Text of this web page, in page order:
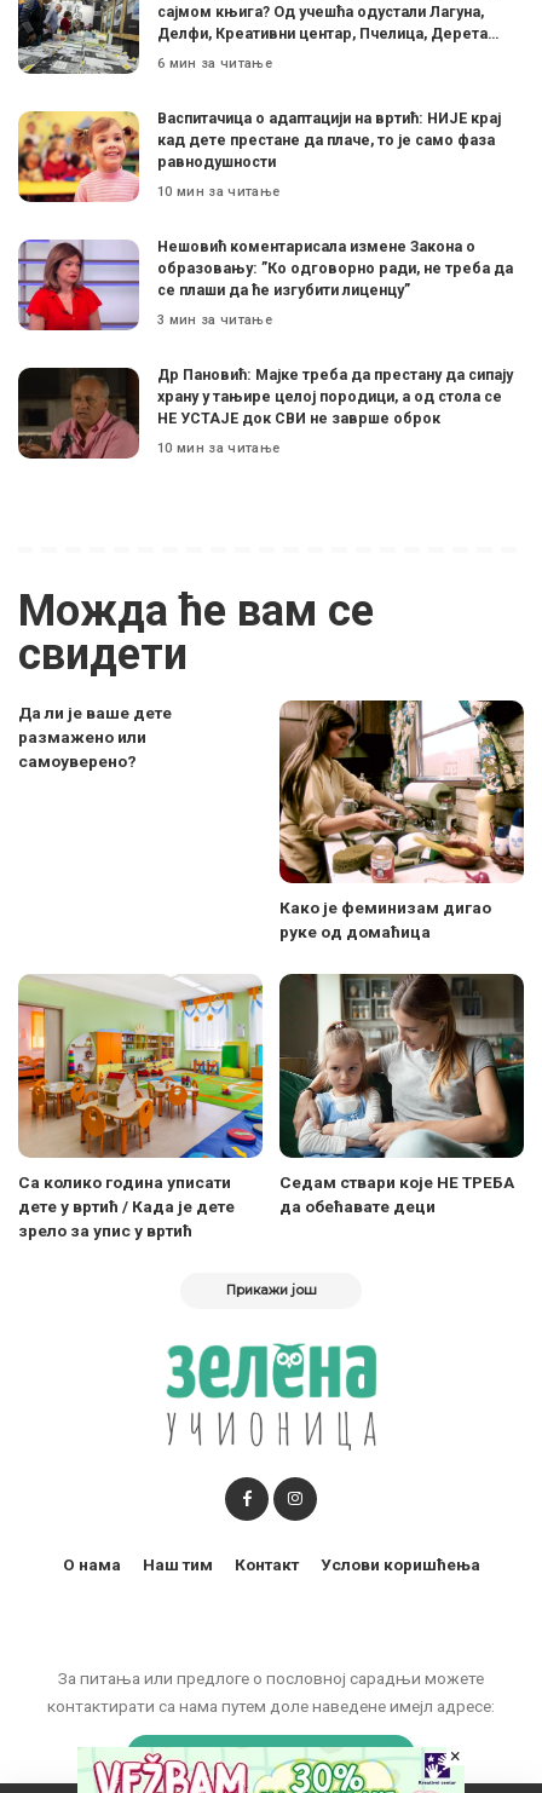
сајмом књига? Од учешћа одустали Лагуна,
Делфи, Креативни центар, Пчелица, Дерета…
6 мин за читање
Васпитачица о адаптацији на вртић: НИЈЕ крај
кад дете престане да плаче, то је само фаза
равнодушности
10 мин за читање
Нешовић коментарисала измене Закона о
образовању: ”Ко одговорно ради, не треба да
се плаши да ће изгубити лиценцу”
3 мин за читање
Др Пановић: Мајке треба да престану да сипају
храну у тањире целој породици, а од стола се
НЕ УСТАЈЕ док СВИ не заврше оброк
10 мин за читање
Можда ће вам се
свидети
Да ли је ваше дете
размажено или
самоуверено?
Како је феминизам дигао
руке од домаћица
Са колико година уписати
дете у вртић / Када је дете
зрело за упис у вртић
Седам ствари које НЕ ТРЕБА
да обећавате деци
Прикажи још
За питања или предлоге о пословној сарадњи можете
контактирати са нама путем доле наведене имејл адресе:
marketing@zelenaucionica.com
О нама Наш тим Контакт Услови коришћења
×